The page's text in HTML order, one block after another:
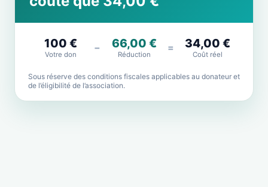
100 €
Votre don
− 66,00 €
Réduction
= 34,00 €
Coût réel
Sous réserve des conditions fiscales applicables au donateur et
de l’éligibilité de l’association.